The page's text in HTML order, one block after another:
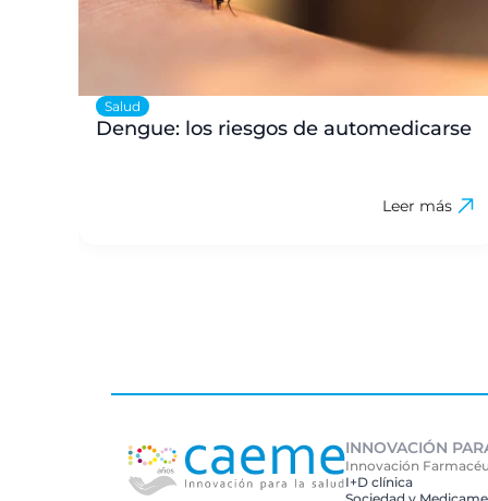
Salud
Dengue: los riesgos de automedicarse
Leer más
INNOVACIÓN
Innovación
I+D clínica